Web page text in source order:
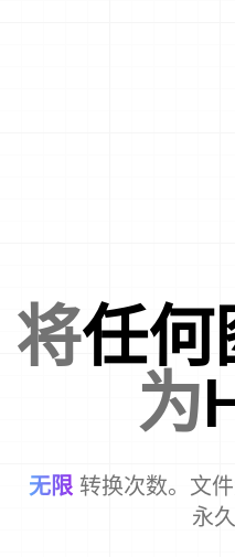
将任何
为
无限 转换次数。文
永